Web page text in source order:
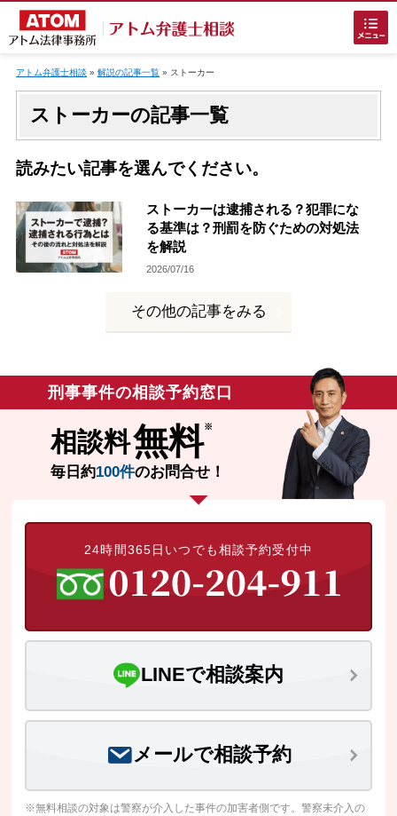
ホームに戻る
接見・面会を弁護士に依頼
刑事事件を示談で解決したい
知りたい方
弁護士紹介
弁護士費用
解決実績
アトム弁護士相談 » 解説の記事一覧» ストーカー
ストーカーの記事一覧
読みたい記事を選んでください。
ストーカーは逮捕される？犯罪にな
る基準は？刑罰を防ぐための対処法
を解説
2026/07/16
その他の記事をみる
刑事事件の相談予約窓口
相談料無料
毎日約100件のお問合せ！
24時間365日いつでも相談予約受付中
LINEで相談案内
メールで相談予約
※無料相談の対象は警察が介入した事件の加害者側です。警察未介入の